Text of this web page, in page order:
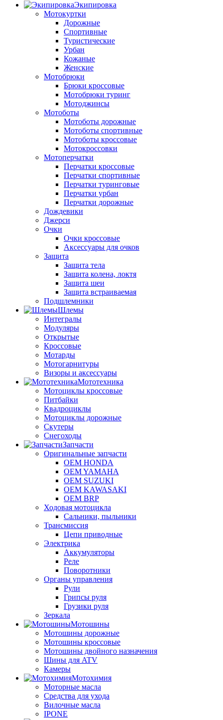
Экипировка
Мотокуртки
Дорожные
Спортивные
Туристические
Урбан
Кожаные
Женские
Мотобрюки
Брюки кроссовые
Мотобрюки туринг
Мотоджинсы
Мотоботы
Мотоботы дорожные
Мотоботы спортивные
Мотоботы кроссовые
Мотокроссовки
Мотоперчатки
Перчатки кроссовые
Перчатки спортивные
Перчатки туринговые
Перчатки урбан
Перчатки дорожные
Дождевики
Джерси
Очки
Очки кроссовые
Аксессуары для очков
Защита
Защита тела
Защита колена, локтя
Защита шеи
Защита встраиваемая
Подшлемники
Шлемы
Интегралы
Модуляры
Открытые
Кроссовые
Мотарды
Мотогарнитуры
Визоры и аксессуары
Мототехника
Мотоциклы кроссовые
Питбайки
Квадроциклы
Мотоциклы дорожные
Скутеры
Снегоходы
Запчасти
Оригинальные запчасти
OEM HONDA
OEM YAMAHA
OEM SUZUKI
OEM KAWASAKI
OEM BRP
Ходовая мотоцикла
Сальники, пыльники
Трансмиссия
Цепи приводные
Электрика
Аккумуляторы
Реле
Поворотники
Органы управления
Рули
Грипсы руля
Грузики руля
Зеркала
Мотошины
Мотошины дорожные
Мотошины кроссовые
Мотошины двойного назначения
Шины для ATV
Камеры
Мотохимия
Моторные масла
Средства для ухода
Вилочные масла
IPONE